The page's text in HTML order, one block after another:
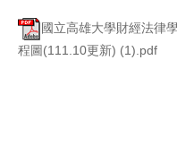
國立高雄大學財經法律
程圖(111.10更新) (1).pdf